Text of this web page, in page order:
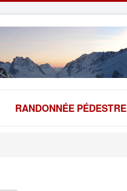
RANDONNÉE PÉDESTRE